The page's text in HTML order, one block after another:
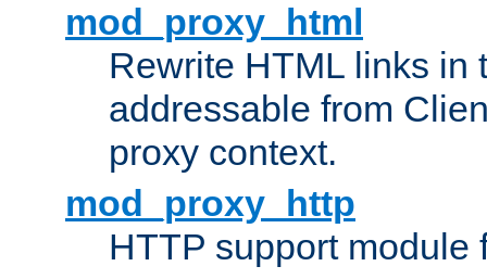
mod_proxy_html
Rewrite HTML links in
addressable from
proxy context.
mod_proxy_http
HTTP support module